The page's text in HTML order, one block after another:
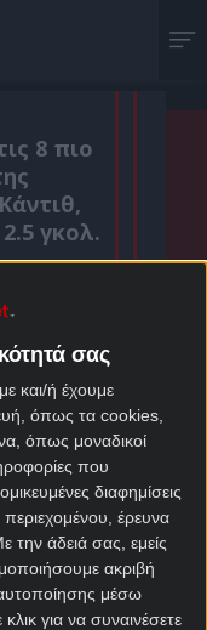
σας
και/ή έχουμε
όπως τα cookies,
όπως μοναδικοί
που
διαφημίσεις
περιεχομένου, έρευνα
την άδειά σας, εμείς
ακριβή
μέσω
για να συναινέσετε
8 πιο
γκολ.
Google
*